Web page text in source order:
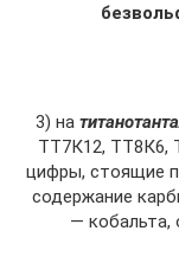
3) на
ТТ7К12, ТТ8К6,
цифры, стоящие
содержание
— кобальта,